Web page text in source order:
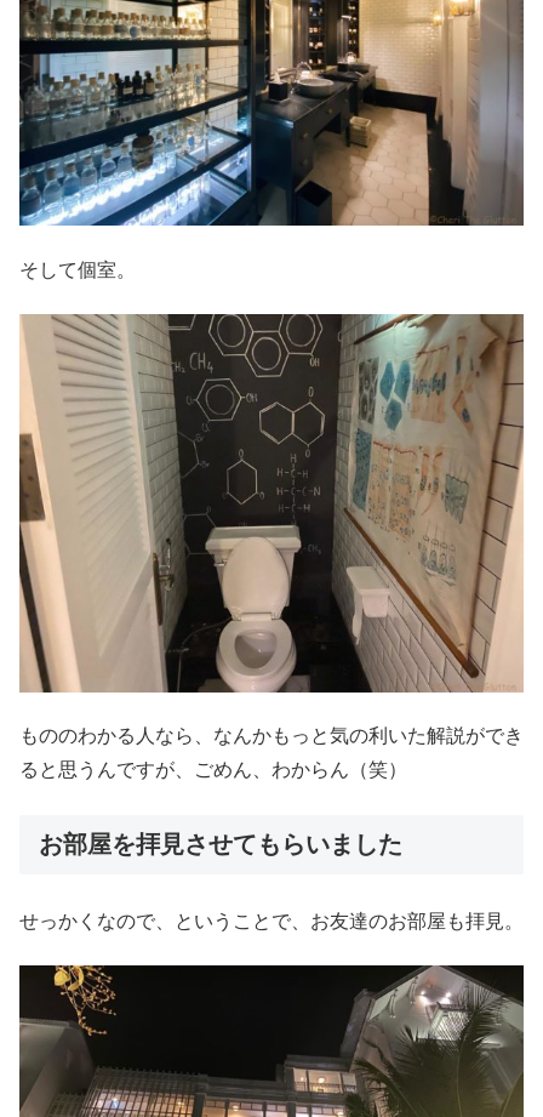
そして個室。
もののわかる人なら、なんかもっと気の利いた解説ができ
ると思うんですが、ごめん、わからん（笑）
お部屋を拝見させてもらいました
せっかくなので、ということで、お友達のお部屋も拝見。